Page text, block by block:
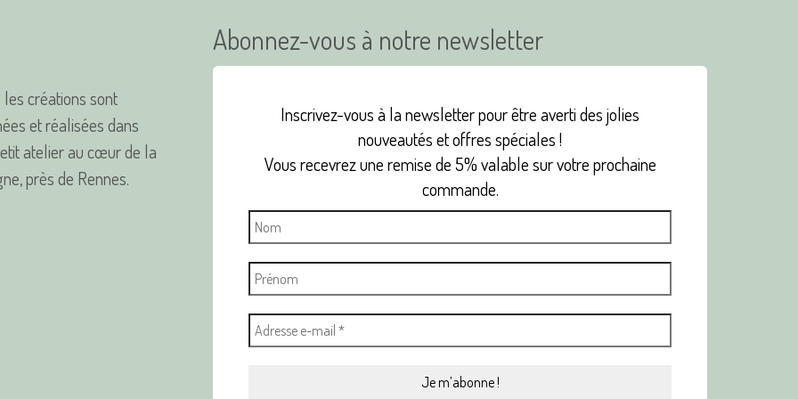
les créations sont
et réalisées dans
atelier au cœur de la
près de Rennes.
Abonnez-vous à notre newsletter
Inscrivez-vous à la newsletter pour être averti des jolies
nouveautés et offres spéciales !
Vous recevrez une remise de 5% valable sur votre prochaine
commande.